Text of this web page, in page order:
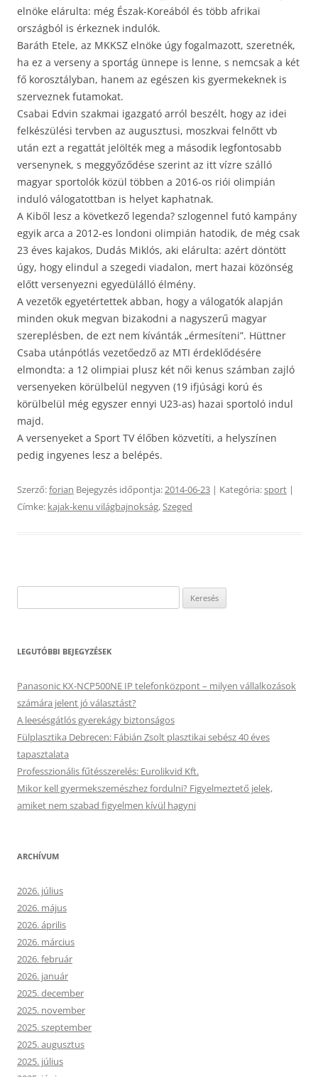
elnöke elárulta: még Észak-Koreából és több afrikai
országból is érkeznek indulók.
Baráth Etele, az MKKSZ elnöke úgy fogalmazott, szeretnék,
ha ez a verseny a sportág ünnepe is lenne, s nemcsak a két
fő korosztályban, hanem az egészen kis gyermekeknek is
szerveznek futamokat.
Csabai Edvin szakmai igazgató arról beszélt, hogy az idei
felkészülési tervben az augusztusi, moszkvai felnőtt vb
után ezt a regattát jelölték meg a második legfontosabb
versenynek, s meggyőződése szerint az itt vízre szálló
magyar sportolók közül többen a 2016-os riói olimpián
induló válogatottban is helyet kaphatnak.
A Kiből lesz a következő legenda? szlogennel futó kampány
egyik arca a 2012-es londoni olimpián hatodik, de még csak
23 éves kajakos, Dudás Miklós, aki elárulta: azért döntött
úgy, hogy elindul a szegedi viadalon, mert hazai közönség
előtt versenyezni egyedülálló élmény.
A vezetők egyetértettek abban, hogy a válogatók alapján
minden okuk megvan bizakodni a nagyszerű magyar
szereplésben, de ezt nem kívánták „érmesíteni”. Hüttner
Csaba utánpótlás vezetőedző az MTI érdeklődésére
elmondta: a 12 olimpiai plusz két női kenus számban zajló
versenyeken körülbelül negyven (19 ifjúsági korú és
körülbelül még egyszer ennyi U23-as) hazai sportoló indul
majd.
A versenyeket a Sport TV élőben közvetíti, a helyszínen
pedig ingyenes lesz a belépés.
Szerző:forian Bejegyzés időpontja:2014-06-23 | Kategória:sport |
Címke: kajak-kenu világbajnokság,Szeged
LEGUTÓBBI BEJEGYZÉSEK
Panasonic KX-NCP500NE IP telefonközpont – milyen vállalkozások
számára jelent jó választást?
A leesésgátlós gyerekágy biztonságos
Fülplasztika Debrecen: Fábián Zsolt plasztikai sebész 40 éves
tapasztalata
Professzionális fűtésszerelés: Eurolikvid Kft.
Mikor kell gyermekszemészhez fordulni? Figyelmeztető jelek,
amiket nem szabad figyelmen kívül hagyni
ARCHÍVUM
2026. július
2026. május
2026. április
2026. március
2026. február
2026. január
2025. december
2025. november
2025. szeptember
2025. augusztus
2025. július